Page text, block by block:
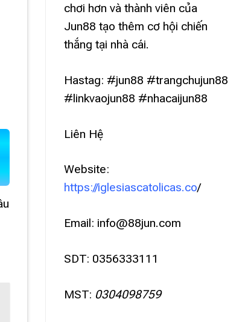
chơi hơn và thành viên của
Jun88 tạo thêm cơ hội chiến
thắng tại nhà cái.
Hastag: #jun88 #trangchujun88
#linkvaojun88 #nhacaijun88
Liên Hệ
Website:
https://iglesiascatolicas.co/
Email: info@88jun.com
SDT: 0356333111
MST: 0304098759